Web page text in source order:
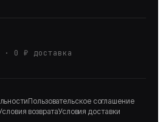
· 0 ₽ доставка
Пользовательское соглашение
возвратаУсловия доставки